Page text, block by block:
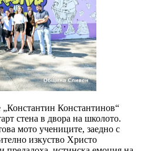
Константинов“
стена в двора на школото.
мото учениците, заедно с
изкуство Христо